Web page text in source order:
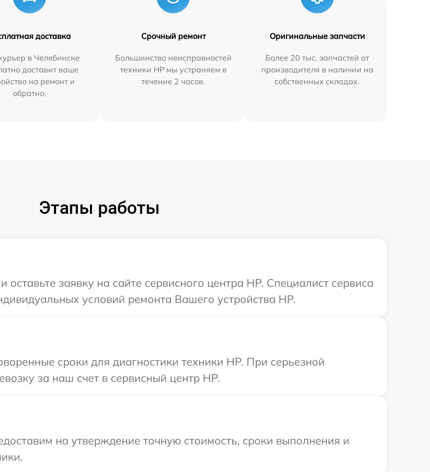
доставка
в Челябинске
доставит ваше
на ремонт и
обратно.
Срочный ремонт
Большинство неисправностей
техники HP мы устраняем в
течение 2 часов.
Оригинальные запчасти
Более 20 тыс. запчастей от
производителя в наличии на
собственных складах.
Этапы работы
заявку на сайте сервисного центра HP. Специалист сервиса
условий ремонта Вашего устройства HP.
сроки для диагностики техники HP. При серьезной
за наш счет в сервисный центр HP.
на утверждение точную стоимость, сроки выполнения и